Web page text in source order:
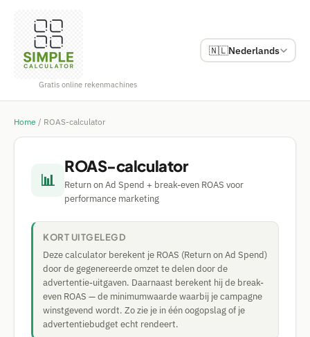
Gratis online rekenmachines
🇳🇱Nederlands
Home / ROAS-calculator
📊
ROAS-calculator
Return on Ad Spend + break-even ROAS voor
performance marketing
KORT UITGELEGD
Deze calculator berekent je ROAS (Return on Ad Spend)
door de gegenereerde omzet te delen door de
advertentie-uitgaven. Daarnaast berekent hij de break-
even ROAS — de minimumwaarde waarbij je campagne
winstgevend wordt. Zo zie je in één oogopslag of je
advertentiebudget echt rendeert.